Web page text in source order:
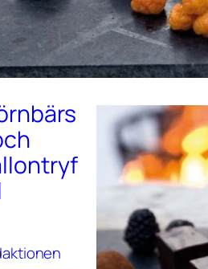
Av
Redaktionen